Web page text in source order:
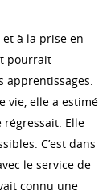
à la prise en
pourrait
apprentissages.
vie, elle a estimé
Elle
C’est dans
le service de
connu une